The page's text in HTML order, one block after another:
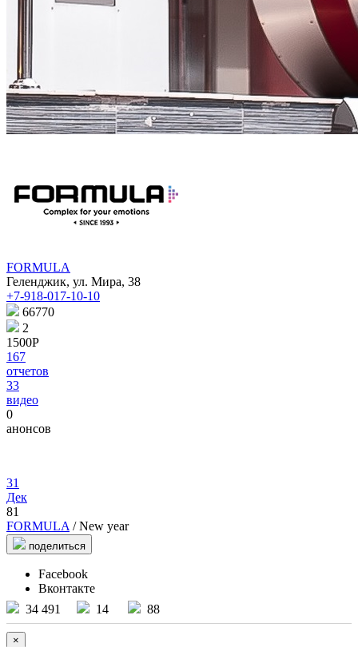
FORMULA
Геленджик, ул. Мира, 38
+7-918-017-10-10
66770
2
1500Р
167
отчетов
33
видео
0
анонсов
31
Дек
81
FORMULA / New year
поделиться
Facebook
Вконтакте
34 491
14 88
×